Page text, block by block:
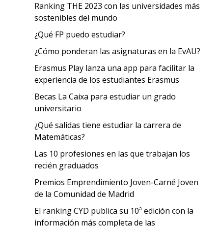
Ranking THE 2023 con las universidades más
sostenibles del mundo
¿Qué FP puedo estudiar?
¿Cómo ponderan las asignaturas en la EvAU?
Erasmus Play lanza una app para facilitar la
experiencia de los estudiantes Erasmus
Becas La Caixa para estudiar un grado
universitario
¿Qué salidas tiene estudiar la carrera de
Matemáticas?
Las 10 profesiones en las que trabajan los
recién graduados
Premios Emprendimiento Joven-Carné Joven
de la Comunidad de Madrid
El ranking CYD publica su 10ª edición con la
información más completa de las